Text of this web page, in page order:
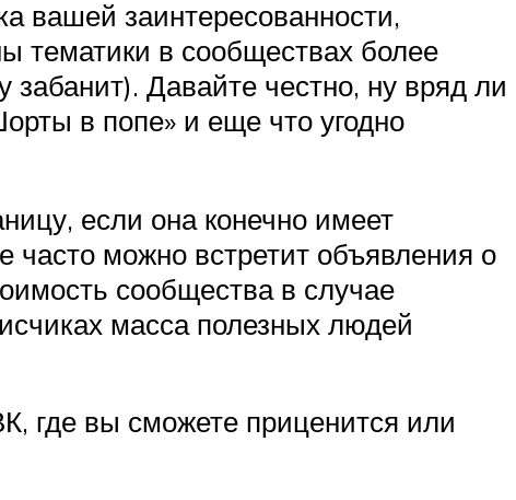
вашей заинтересованности,
тематики в сообществах более
Давайте честно, ну вряд ли
в попе» и еще что угодно
если она конечно имеет
часто можно встретит объявления о
сообщества в случае
масса полезных людей
где вы сможете приценится или